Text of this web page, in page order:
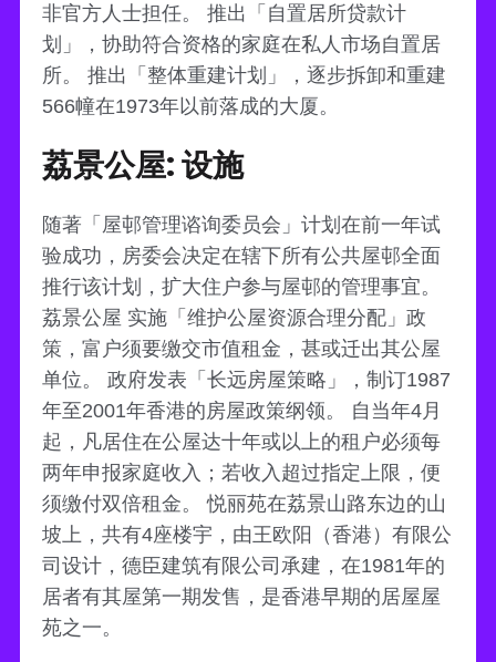
非官方人士担任。 推出「自置居所贷款计
划」，协助符合资格的家庭在私人市场自置居
所。 推出「整体重建计划」，逐步拆卸和重建
566幢在1973年以前落成的大厦。
荔景公屋: 设施
随著「屋邨管理谘询委员会」计划在前一年试
验成功，房委会决定在辖下所有公共屋邨全面
推行该计划，扩大住户参与屋邨的管理事宜。
荔景公屋 实施「维护公屋资源合理分配」政
策，富户须要缴交市值租金，甚或迁出其公屋
单位。 政府发表「长远房屋策略」，制订1987
年至2001年香港的房屋政策纲领。 自当年4月
起，凡居住在公屋达十年或以上的租户必须每
两年申报家庭收入；若收入超过指定上限，便
须缴付双倍租金。 悦丽苑在荔景山路东边的山
坡上，共有4座楼宇，由王欧阳（香港）有限公
司设计，德臣建筑有限公司承建，在1981年的
居者有其屋第一期发售，是香港早期的居屋屋
苑之一。